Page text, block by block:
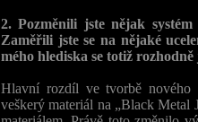
2. Pozměnili jste nějak
Zaměřili jste se na nějaké
mého hlediska se totiž
Hlavní rozdíl ve tvorbě nového
veškerý materiál na „Black Metal